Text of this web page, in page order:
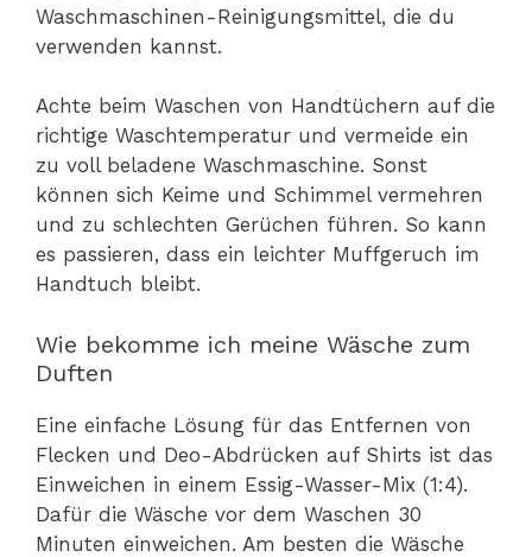
Waschmaschinen-Reinigungsmittel, die du
verwenden kannst.
Achte beim Waschen von Handtüchern auf die
richtige Waschtemperatur und vermeide ein
zu voll beladene Waschmaschine. Sonst
können sich Keime und Schimmel vermehren
und zu schlechten Gerüchen führen. So kann
es passieren, dass ein leichter Muffgeruch im
Handtuch bleibt.
Wie bekomme ich meine Wäsche zum
Duften
Eine einfache Lösung für das Entfernen von
Flecken und Deo-Abdrücken auf Shirts ist das
Einweichen in einem Essig-Wasser-Mix (1:4).
Dafür die Wäsche vor dem Waschen 30
Minuten einweichen. Am besten die Wäsche